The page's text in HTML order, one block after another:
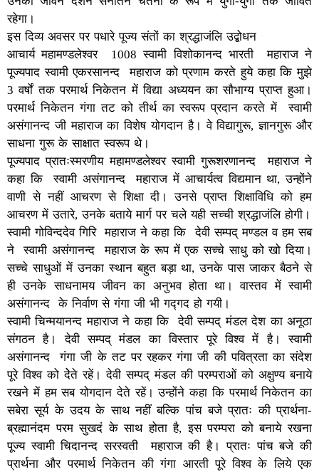
रहेगा।
इस दिव्य अवसर पर पधारे पूज्य संतों का श्रद्धाजंलि उद्बोधन
आचार्य महामण्डलेश्वर 1008 स्वामी विशोकानन्द भारती महाराज ने
पूज्यपाद स्वामी एकरसानन्द महाराज को प्रणाम करते हुये कहा कि मुझे
3 वर्षों तक परमार्थ निकेतन में विद्या अध्ययन का सौभाग्य प्राप्त हुआ।
परमार्थ निकेतन गंगा तट को तीर्थ का स्वरूप प्रदान करते में स्वामी
असंगानन्द जी महाराज का विशेष योगदान है। वे विद्यागुरू, ज्ञानगुरू और
साधना गुरू के साक्षात स्वरूप थे।
पूज्यपाद प्रातःस्मरणीय महामण्डलेश्वर स्वामी गुरूशरणानन्द महाराज ने
कहा कि स्वामी असंगानन्द महाराज में आचार्यत्व विद्यमान था, उन्होंने
वाणी से नहीं आचरण से शिक्षा दी। उनसे प्राप्त शिक्षाविधि को हम
आचरण में उतारे, उनके बताये मार्ग पर चले यही सच्ची श्रद्धाजंलि होगी।
स्वामी गोविन्ददेव गिरि महाराज ने कहा कि देवी सम्पद् मण्डल व हम सब
ने स्वामी असंगानन्द महाराज के रूप में एक सच्चे साधु को खो दिया।
सच्चे साधुओं में उनका स्थान बहुत बड़ा था, उनके पास जाकर बैठने से
ही उनके साधनामय जीवन का अनुभव होता था। वास्तव में स्वामी
असंगानन्द के निर्वाण से गंगा जी भी गद्गद हो गयी।
स्वामी चिन्मयानन्द महाराज ने कहा कि देवी सम्पद् मंडल देश का अनूठा
संगठन है। देवी सम्पद् मंडल का विस्तार पूरे विश्व में है। स्वामी
असंगानन्द गंगा जी के तट पर रहकर गंगा जी की पवित्रता का संदेश
पूरे विश्व को देेते रहें। देवी सम्पद् मंडल की परम्पराओं को अक्षुण्य बनाये
रखने में हम सब योगदान देते रहें। उन्होंने कहा कि परमार्थ निकेतन का
सबेरा सूर्य के उदय के साथ नहीं बल्कि पांच बजे प्रातः की प्रार्थना-
ब्रह्मानंदम परम सुखदं के साथ होता है, इस परम्परा को बनाये रखना
पूज्य स्वामी चिदानन्द सरस्वती महाराज की है। प्रातः पांच बजे की
प्रार्थना और परमार्थ निकेतन की गंगा आरती पूरे विश्व के लिये एक